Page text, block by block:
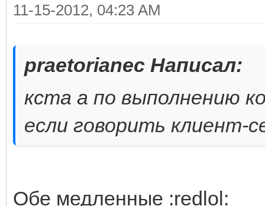
11-15-2012, 04:23 AM
praetorianec Написал:
кста а по выполнению
если говорить клиент-
Обе медленные :redlol: